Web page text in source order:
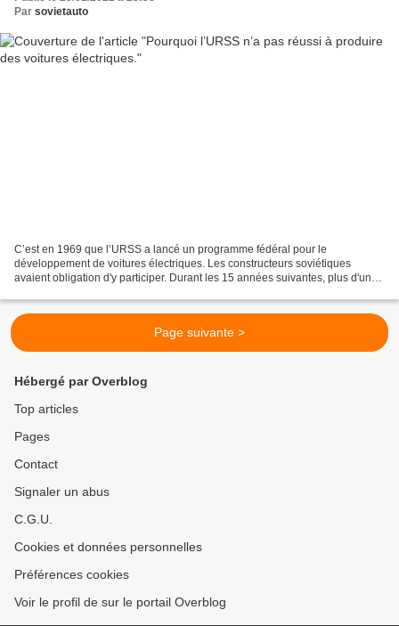
Par sovietauto
C’est en 1969 que l’URSS a lancé un programme fédéral pour le
développement de voitures électriques. Les constructeurs soviétiques
avaient obligation d'y participer. Durant les 15 années suivantes, plus d'une
Page suivante >
Hébergé par Overblog
Top articles
Pages
Contact
Signaler un abus
C.G.U.
Cookies et données personnelles
Préférences cookies
Voir le profil de sur le portail Overblog